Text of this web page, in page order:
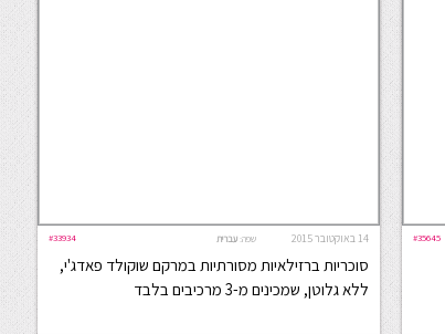
#35645 14 באוקטובר 2015 #33934 שפה: עברית
סוכריות ברזילאיות מסורתיות במרקם שוקולד פאדג'י,
ללא גלוטן, שמכינים מ-3 מרכיבים בלבד